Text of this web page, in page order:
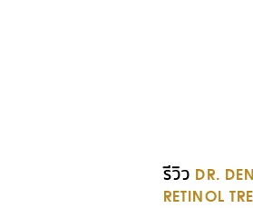
รีวิว DR.
RETINOL